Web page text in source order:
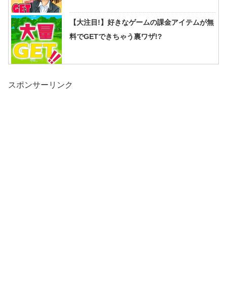
【大注目!】好きなゲームの課金アイテムが無
料でGETできちゃう裏ワザ!?
スポンサーリンク